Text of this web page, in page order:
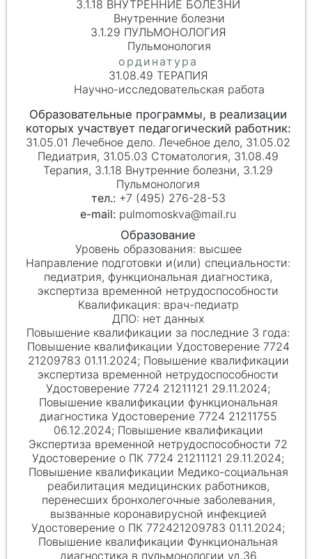
3.1.18 ВНУТРЕННИЕ БОЛЕЗНИ
Внутренние болезни
3.1.29 ПУЛЬМОНОЛОГИЯ
Пульмонология
31.08.49 ТЕРАПИЯ
Научно-исследовательская работа
31.05.01 Лечебное дело. Лечебное дело, 31.05.02
Педиатрия, 31.05.03 Стоматология, 31.08.49
Терапия, 3.1.18 Внутренние болезни, 3.1.29
Пульмонология
+7 (495) 276-28-53
pulmomoskva@mail.ru
высшее
педиатрия, функциональная диагностика,
экспертиза временной нетрудоспособности
врач-педиатр
нет данных
Повышение квалификации Удостоверение 7724
21209783 01.11.2024; Повышение квалификации
экспертиза временной нетрудоспособности
Удостоверение 7724 21211121 29.11.2024;
Повышение квалификации функциональная
диагностика Удостоверение 7724 21211755
06.12.2024; Повышение квалификации
Экспертиза временной нетрудоспособности 72
Удостоверение о ПК 7724 21211121 29.11.2024;
Повышение квалификации Медико-социальная
реабилитация медицинских работников,
перенесших бронхолегочные заболевания,
вызванные коронавирусной инфекцией
Удостоверение о ПК 772421209783 01.11.2024;
Повышение квалификации Функциональная
диагностика в пульмонологии уд.36